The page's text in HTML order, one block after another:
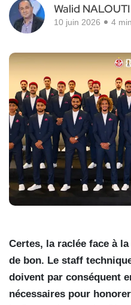
Walid NALOUTI
10 juin 2026 4
Certes, la raclée face à
de bon. Le staff
doivent par conséquent
nécessaires pour